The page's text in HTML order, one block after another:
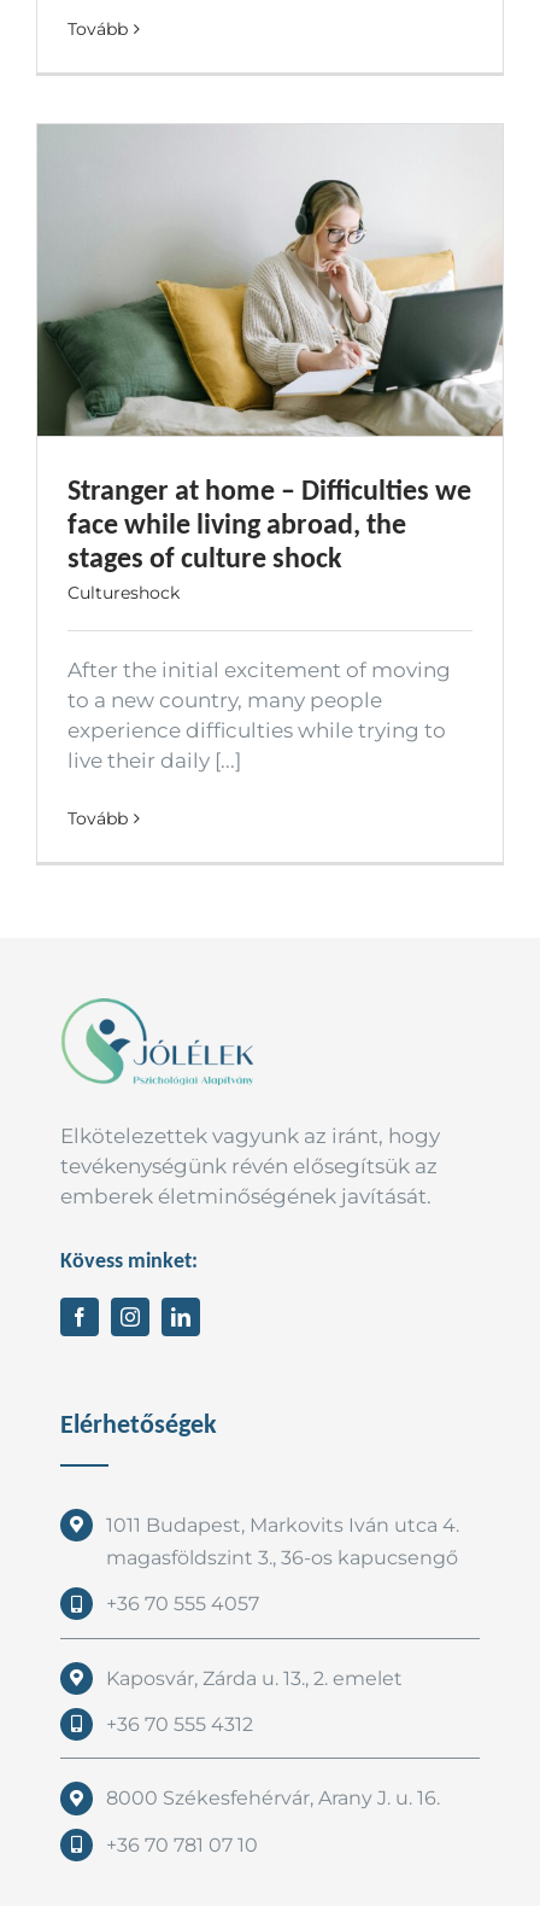
Tovább
Stranger at home – Difficulties we
face while living abroad, the
stages of culture shock
Cultureshock
After the initial excitement of moving
to a new country, many people
experience difficulties while trying to
live their daily [...]
Tovább
Elkötelezettek vagyunk az iránt, hogy
tevékenységünk révén elősegítsük az
emberek életminőségének javítását.
Kövess minket:
Elérhetőségek
1011 Budapest, Markovits Iván utca 4.
magasföldszint 3., 36-os kapucsengő
+36 70 555 4057
Kaposvár, Zárda u. 13., 2. emelet
+36 70 555 4312
8000 Székesfehérvár, Arany J. u. 16.
+36 70 781 07 10